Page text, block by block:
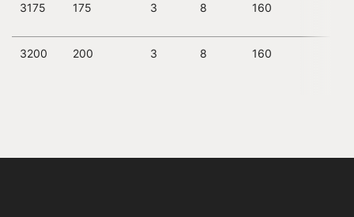
3175 175 3 8 160
3200 200 3 8 160